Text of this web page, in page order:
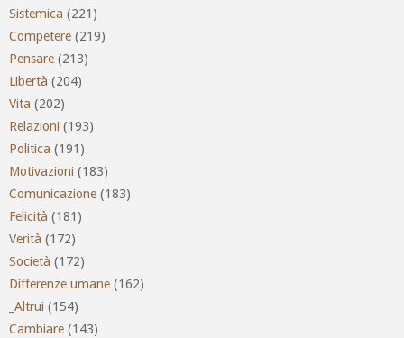
Sistemica (221)
Competere (219)
Pensare (213)
Libertà (204)
Vita (202)
Relazioni (193)
Politica (191)
Motivazioni (183)
Comunicazione (183)
Felicità (181)
Verità (172)
Società (172)
Differenze umane (162)
_Altrui (154)
Cambiare (143)